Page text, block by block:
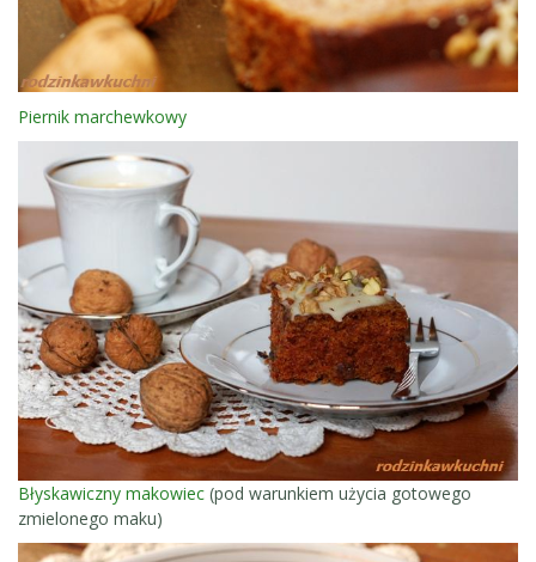
Piernik marchewkowy
Błyskawiczny makowiec (pod warunkiem użycia gotowego
zmielonego maku)